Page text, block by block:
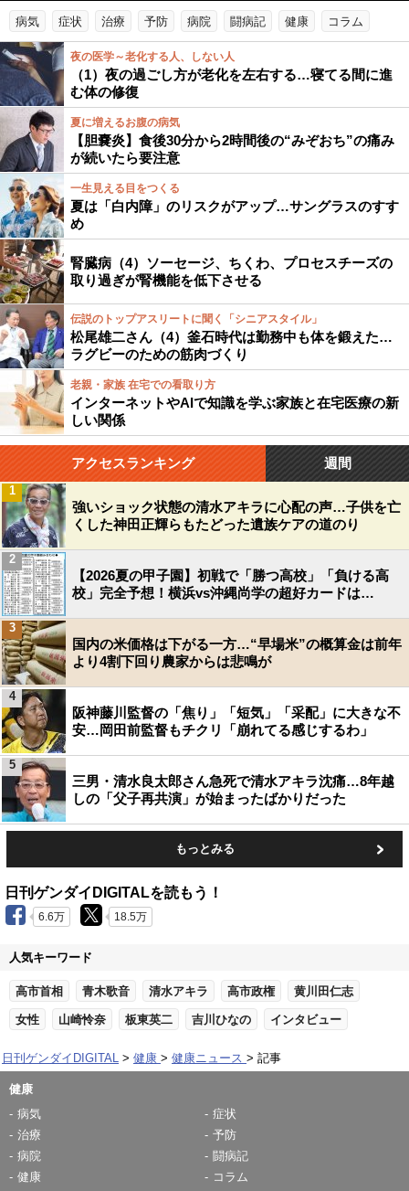
病気 症状 治療 予防 病院 闘病記 健康 コラム
夜の医学～老化する人、しない人
（1）夜の過ごし方が老化を左右する…寝てる間に進
む体の修復
夏に増えるお腹の病気
【胆嚢炎】食後30分から2時間後の“みぞおち”の痛み
が続いたら要注意
一生見える目をつくる
夏は「白内障」のリスクがアップ…サングラスのすす
め
腎臓病（4）ソーセージ、ちくわ、プロセスチーズの
取り過ぎが腎機能を低下させる
伝説のトップアスリートに聞く「シニアスタイル」
松尾雄二さん（4）釜石時代は勤務中も体を鍛えた…
ラグビーのための筋肉づくり
老親・家族 在宅での看取り方
インターネットやAIで知識を学ぶ家族と在宅医療の新
しい関係
アクセスランキング 週間
強いショック状態の清水アキラに心配の声…子供を亡
くした神田正輝らもたどった遺族ケアの道のり
1
【2026夏の甲子園】初戦で「勝つ高校」「負ける高
校」完全予想！横浜vs沖縄尚学の超好カードは…
2
国内の米価格は下がる一方…“早場米”の概算金は前年
より4割下回り農家からは悲鳴が
3
阪神藤川監督の「焦り」「短気」「采配」に大きな不
安…岡田前監督もチクリ「崩れてる感じするわ」
4
三男・清水良太郎さん急死で清水アキラ沈痛…8年越
しの「父子再共演」が始まったばかりだった
5
もっとみる
日刊ゲンダイDIGITALを読もう！
6.6万 18.5万
人気キーワード
高市首相 青木歌音 清水アキラ 高市政権 黄川田仁志
女性 山崎怜奈 板東英二 吉川ひなの インタビュー
日刊ゲンダイDIGITAL 健康 健康ニュース 記事
健康
病気
症状
治療
予防
病院
闘病記
健康
コラム